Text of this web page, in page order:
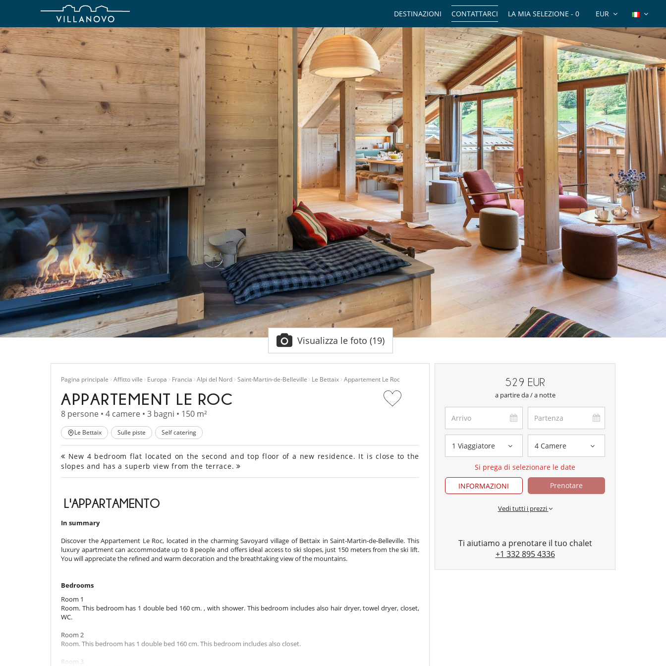
EUR
LA MIA SELEZIONE - 0
CONTATTARCI
DESTINAZIONI
Visualizza le foto (19)
Pagina principale Affitto ville Europa Francia Alpi del Nord Saint-Martin-de-Belleville Le Bettaix Appartement Le Roc
APPARTEMENT LE ROC
8 persone • 4 camere • 3 bagni • 150 m²
Le Bettaix Sulle piste Self catering
New 4 bedroom flat located on the second and top floor of a new residence. It is close to the
slopes and has a superb view from the terrace.
L'APPARTAMENTO
In summary
Discover the Appartement Le Roc, located in the charming Savoyard village of Bettaix in Saint-Martin-de-Belleville. This
luxury apartment can accommodate up to 8 people and offers ideal access to ski slopes, just 150 meters from the ski lift.
You will appreciate the refined and warm decoration and the breathtaking view of the mountains.
Bedrooms
Room 1
Room. This bedroom has 1 double bed 160 cm. , with shower. This bedroom includes also hair dryer, towel dryer, closet,
WC.
Room 2
Room. This bedroom has 1 double bed 160 cm. This bedroom includes also closet.
Room 3
529 EUR
a partire da / a notte
1 Viaggiatore 4 Camere
Si prega di selezionare le date
INFORMAZIONI
Prenotare
Vedi tutti i prezzi
Ti aiutiamo a prenotare il tuo chalet
+1 332 895 4336